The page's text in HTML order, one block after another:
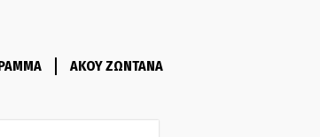
ΑΚΟΥ ΖΩΝΤΑΝΑ